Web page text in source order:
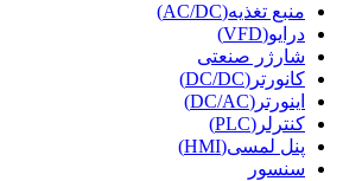
منبع تغذیه(AC/DC)
درایو(VFD)
شارژر صنعتی
کانورتر(DC/DC)
اینورتر(DC/AC)
کنترلر(PLC)
پنل لمسی(HMI)
سنسور